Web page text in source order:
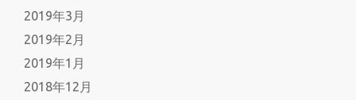
2019年3月
2019年2月
2019年1月
2018年12月